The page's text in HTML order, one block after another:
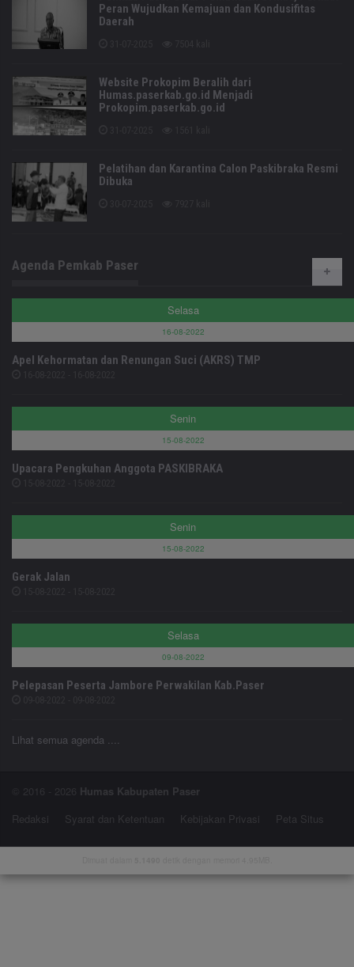
Peran Wujudkan Kemajuan dan Kondusifitas
Daerah
Website Prokopim Beralih dari
Humas.paserkab.go.id Menjadi
Prokopim.paserkab.go.id
Pelatihan dan Karantina Calon Paskibraka Resmi
Dibuka
Agenda Pemkab Paser
Selasa
16-08-2022
Apel Kehormatan dan Renungan Suci (AKRS) TMP
Senin
15-08-2022
Upacara Pengkuhan Anggota PASKIBRAKA
Senin
15-08-2022
Gerak Jalan
Selasa
09-08-2022
Pelepasan Peserta Jambore Perwakilan Kab.Paser
Lihat semua agenda ....
© 2016 - 2026 Humas Kabupaten Paser
Redaksi
Syarat dan Ketentuan Kebijakan Privasi Peta Situs